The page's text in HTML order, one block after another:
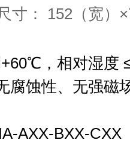
（宽）
℃ ，相对湿度
腐蚀性、无强磁
AXX-BXX-CXX